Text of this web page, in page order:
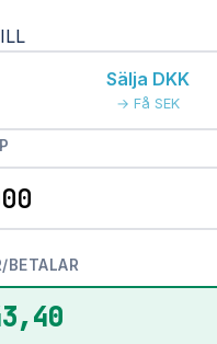
Sälja DKK
→ Få SEK
BETALAR